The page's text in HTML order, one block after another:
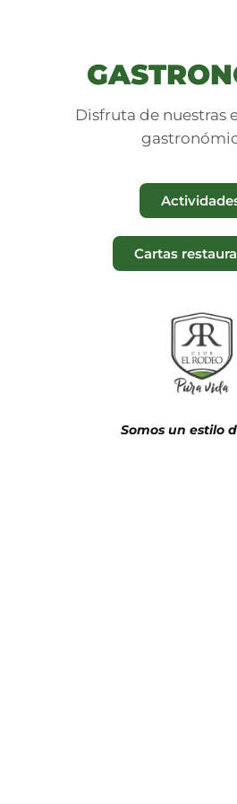
Disfruta de nuestras
Cartas
Somos un estilo